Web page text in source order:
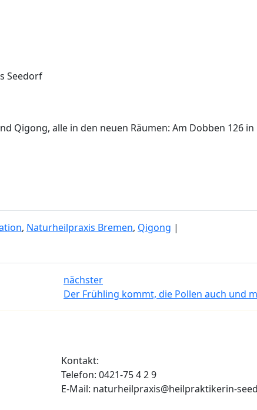
Seedorf
Qigong, alle in den neuen Räumen: Am Dobben 126
, Naturheilpraxis Bremen, Qigong |
nächster
Der Frühling kommt, die Pollen auch und
Kontakt:
Telefon: 0421-75 4 2 9
E-Mail: naturheilpraxis@heilpraktikerin-